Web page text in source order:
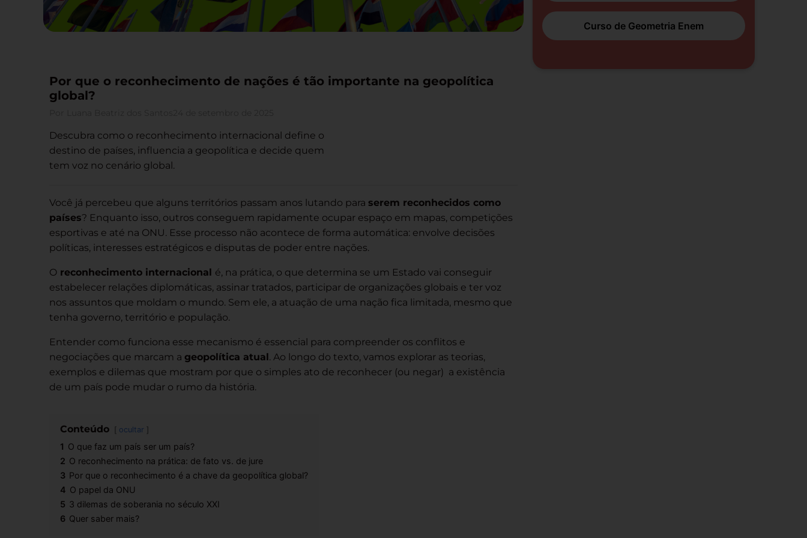
Por que o reconhecimento de nações é tão importante na geopolítica
global?
Descubra como o reconhecimento internacional define o
destino de países, influencia a geopolítica e decide quem
tem voz no cenário global.
Você já percebeu que alguns territórios passam anos lutando para serem reconhecidos como
países? Enquanto isso, outros conseguem rapidamente ocupar espaço em mapas, competições
esportivas e até na ONU. Esse processo não acontece de forma automática: envolve decisões
políticas, interesses estratégicos e disputas de poder entre nações.
O reconhecimento internacional é, na prática, o que determina se um Estado vai conseguir
estabelecer relações diplomáticas, assinar tratados, participar de organizações globais e ter voz
nos assuntos que moldam o mundo. Sem ele, a atuação de uma nação fica limitada, mesmo que
tenha governo, território e população.
Entender como funciona esse mecanismo é essencial para compreender os conflitos e
negociações que marcam a geopolítica atual. Ao longo do texto, vamos explorar as teorias,
exemplos e dilemas que mostram por que o simples ato de reconhecer (ou negar) a existência
de um país pode mudar o rumo da história.
Conteúdo ocultar
1 O que faz um país ser um país?
2 O reconhecimento na prática: de fato vs. de jure
3 Por que o reconhecimento é a chave da geopolítica global?
4 O papel da ONU
5 3 dilemas de soberania no século XXI
6 Quer saber mais?
Curso de Geometria Enem